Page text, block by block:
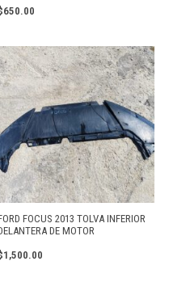
650.00
FOCUS 2013 TOLVA INFERIOR
DE MOTOR
1,500.00